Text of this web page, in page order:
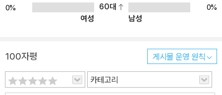
로 했다는 소식에 눈앞이 캄캄하기만 하다. 게다가 전학 간 학교의 병
설유치원에 퍼지가 다니기 시작하면서, 하루도 조용할 날이 없는 학
형답게 피터는 때론 퍼지를 달랠 줄도 알고, 집안의 여러 사건들에 대
해 침착하게 상황을 판단하고 부모님을 도울 만큼 한결 의젓해졌다.
쉴 새 없이 말썽만 일으키던 네살 퍼지도 여섯살로 자랐다. 하지만 막
내에서 하루아침에 여동생을 둔 오빠가 되자, 퍼지는 심리적 부담과
0%
60대
0%
여성
남성
100자평 게시물 운영 원칙
카테고리